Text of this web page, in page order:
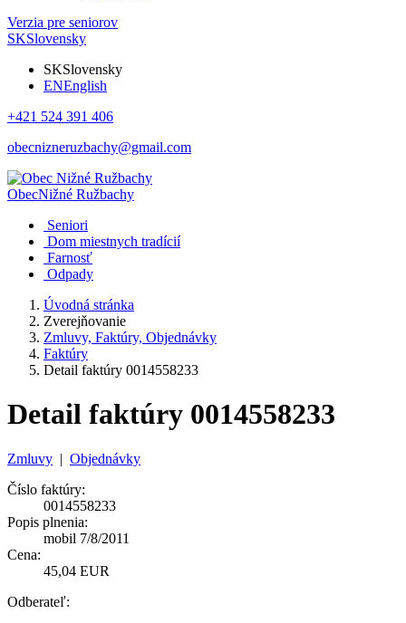
Verzia pre seniorov
SKSlovensky
SKSlovensky
ENEnglish
+421 524 391 406
obecnizneruzbachy@gmail.com
ObecNižné Ružbachy
Seniori
Dom miestnych tradícií
Farnosť
Odpady
Úvodná stránka
Zverejňovanie
Zmluvy, Faktúry, Objednávky
Faktúry
Detail faktúry 0014558233
Detail faktúry 0014558233
Zmluvy | Objednávky
Číslo faktúry:
0014558233
Popis plnenia:
mobil 7/8/2011
Cena:
45,04 EUR
Odberateľ: